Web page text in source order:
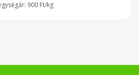
900 Ft/kg